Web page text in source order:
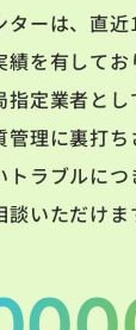
ターは、直
を有して
指定業者と
理に裏打ち
ラブルにつ
いただけま